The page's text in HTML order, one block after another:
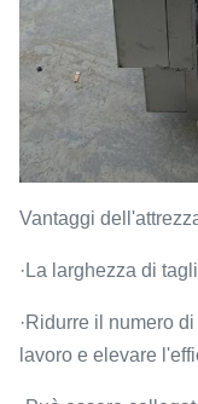
Vantaggi
·La larghezza di
·Ridurre il numero
lavoro e elevare